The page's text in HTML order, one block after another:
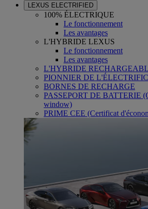
LEXUS ELECTRIFIED
100% ÉLECTRIQUE
Le fonctionnement
Les avantages
L'HYBRIDE LEXUS
Le fonctionnement
Les avantages
L'HYBRIDE
PIONNIER DE
BORNES DE RECHARGE
PASSEPORT DE BATTERIE
window)
PRIME CEE (Certificat